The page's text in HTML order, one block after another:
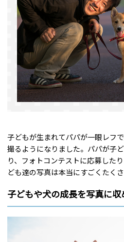
子どもが生まれてパパが一眼レフ
撮るようになりました。パパが子
り、フォトコンテストに応募した
ども達の写真は本当にすごくたくさ
子どもや犬の成長を写真に収